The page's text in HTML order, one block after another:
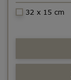
32 x 15 cm